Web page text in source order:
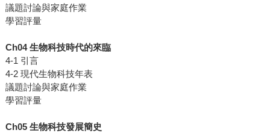
議題討論與家庭作業
學習評量
Ch04 生物科技時代的來臨
4-1 引言
4-2 現代生物科技年表
議題討論與家庭作業
學習評量
Ch05 生物科技發展簡史